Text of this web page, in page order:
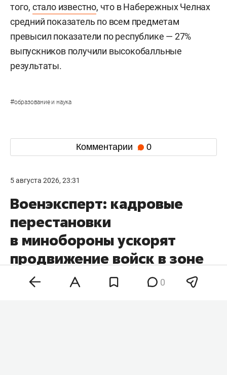
того, стало известно, что в Набережных Челнах
средний показатель по всем предметам
превысил показатели по республике — 27%
выпускников получили высокобалльные
результаты.
#образование и наука
Комментарии 0
5 августа 2026, 23:31
Военэксперт: кадровые
перестановки
в минобороны ускорят
продвижение войск в зоне
СВО
0